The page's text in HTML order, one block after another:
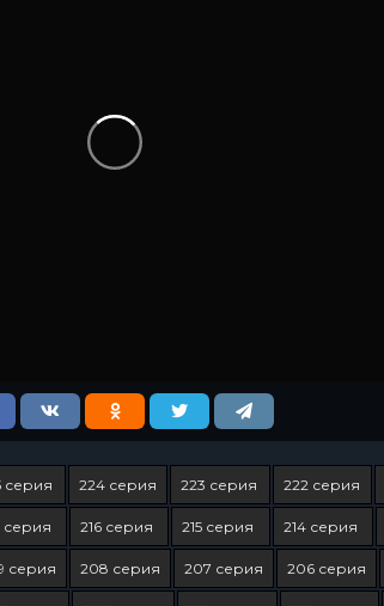
серия 224 серия 223 серия 222 серия
серия 216 серия 215 серия 214 серия
серия 208 серия 207 серия 206 серия